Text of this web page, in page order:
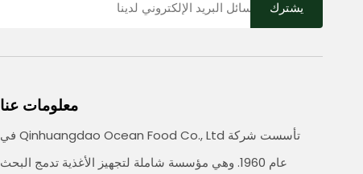
يشترك
معلومات عنا
تأسست شركة Qinhuangdao Ocean Food Co., Ltd في
عام 1960. وهي مؤسسة شاملة لتجهيز الأغذية تدمج البحث